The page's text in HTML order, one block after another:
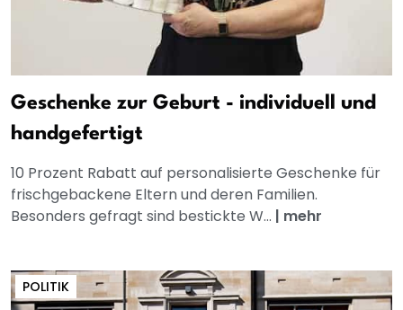
Geschenke zur Geburt - individuell und
handgefertigt
10 Prozent Rabatt auf personalisierte Geschenke für
frischgebackene Eltern und deren Familien.
Besonders gefragt sind bestickte W... | mehr
POLITIK